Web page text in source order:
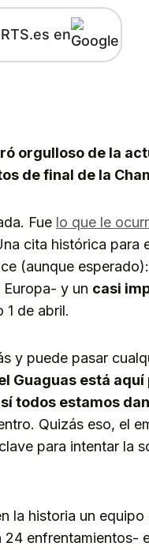
en
orgulloso de la
de final de la
Fue lo que le
cita histórica para
(aunque
y un casi
1 de abril.
y puede pasar
Guaguas está aquí
todos estamos
Quizás eso, el
para intentar la
la historia un equipo
enfrentamientos-